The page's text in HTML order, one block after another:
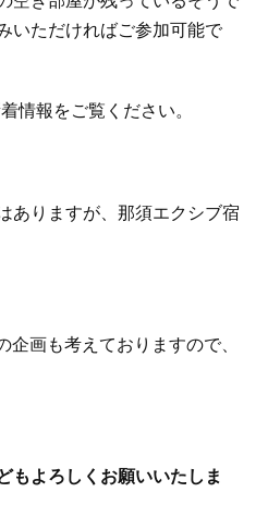
いただければご参加可能で
情報をご覧ください。
ありますが、那須エクシブ宿
企画も考えておりますので、
もよろしくお願いいたしま